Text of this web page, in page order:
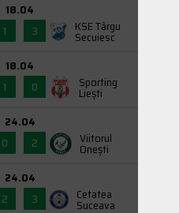
18.04
1
3 KSE Târgu
Secuiesc
18.04
1
0 Sporting
Liești
24.04
0
2 Viitorul
Onești
24.04
2
3 Cetatea
Suceava